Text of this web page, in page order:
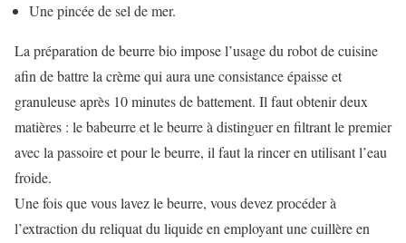
Une pincée de sel de mer.
La préparation de beurre bio impose l’usage du robot de cuisine
afin de battre la crème qui aura une consistance épaisse et
granuleuse après 10 minutes de battement. Il faut obtenir deux
matières : le babeurre et le beurre à distinguer en filtrant le premier
avec la passoire et pour le beurre, il faut la rincer en utilisant l’eau
froide.
Une fois que vous lavez le beurre, vous devez procéder à
l’extraction du reliquat du liquide en employant une cuillère en